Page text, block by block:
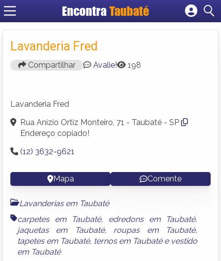
EncontraTaubaté
Cadastrar empresa
Lavanderia Fred
Compartilhar Avalie! 198
Lavanderia Fred
Rua Anízio Ortiz Monteiro, 71 - Taubaté - SP
Endereço copiado!
(12) 3632-9621
Mapa Comente
Lavanderias em Taubaté
carpetes em Taubaté, edredons em Taubaté,
jaquetas em Taubaté, roupas em Taubaté,
tapetes em Taubaté, ternos em Taubatée vestido
em Taubaté